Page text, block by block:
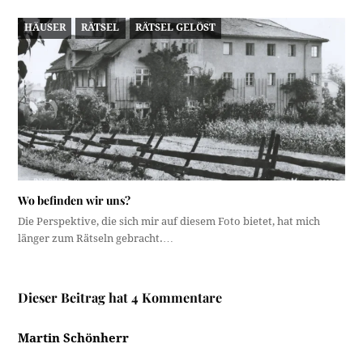
HÄUSER RÄTSEL RÄTSEL GELÖST
Wo befinden wir uns?
Die Perspektive, die sich mir auf diesem Foto bietet, hat mich
länger zum Rätseln gebracht.…
Dieser Beitrag hat 4 Kommentare
Martin Schönherr